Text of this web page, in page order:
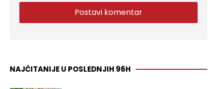
NAJČITANIJE U POSLEDNJIH 96H